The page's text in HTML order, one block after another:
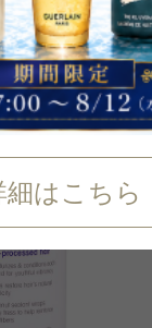
細はこちら
P可